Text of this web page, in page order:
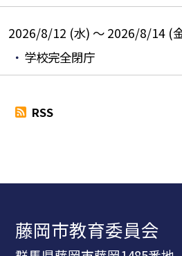
2026/8/12 (水) ～ 2026/8/14 (
学校完全閉庁
RSS
藤岡市教育委員会